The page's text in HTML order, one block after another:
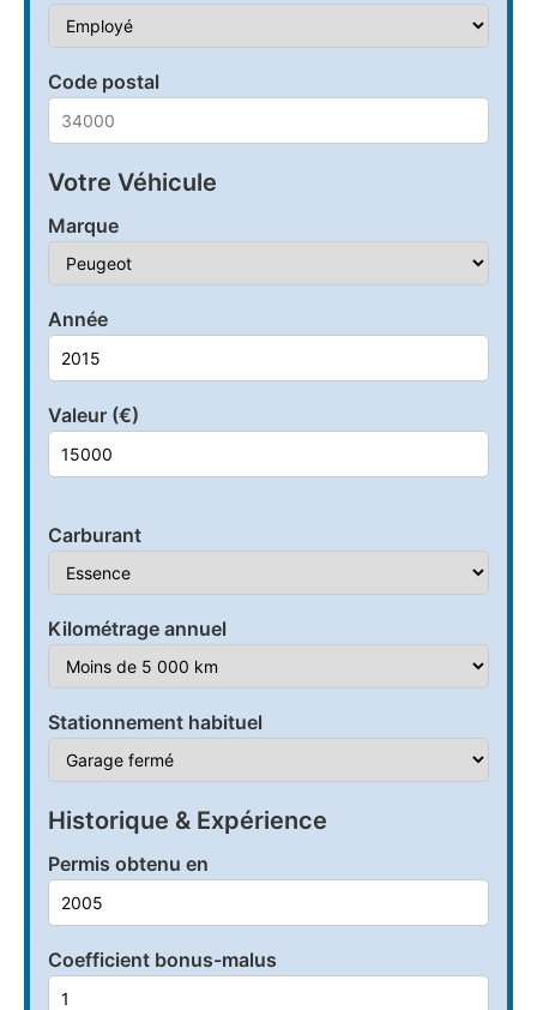
Code postal
Votre Véhicule
Marque
Année
Valeur (€)
Carburant
Kilométrage annuel
Stationnement habituel
Historique & Expérience
Permis obtenu en
Coefficient bonus-malus